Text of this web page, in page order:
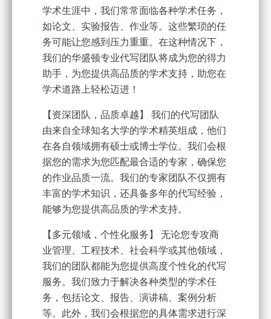
学术生涯中，我们常常面临各种学术任务，
如论文、实验报告、作业等。这些繁琐的任
务可能让您感到压力重重。在这种情况下，
我们的华盛顿专业代写团队将成为您的得力
助手，为您提供高品质的学术支持，助您在
学术道路上轻松迈进！
【资深团队，品质卓越】 我们的代写团队
由来自全球知名大学的学术精英组成，他们
在各自领域拥有硕士或博士学位。我们会根
据您的需求为您匹配最合适的专家，确保您
的作业品质一流。我们的专家团队不仅拥有
丰富的学术知识，还具备多年的代写经验，
能够为您提供高品质的学术支持。
【多元领域，个性化服务】 无论您专攻商
业管理、工程技术、社会科学或其他领域，
我们的团队都能为您提供高度个性化的代写
服务。我们致力于解决各种类型的学术任
务，包括论文、报告、演讲稿、案例分析
等。此外，我们会根据您的具体需求进行深